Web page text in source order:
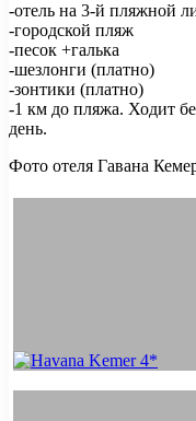
-отель на 3-й пляжной
-городской пляж
-песок +галька
-шезлонги (платно)
-зонтики (платно)
-1 км до пляжа. Ходит
день.
Фото отеля Гавана